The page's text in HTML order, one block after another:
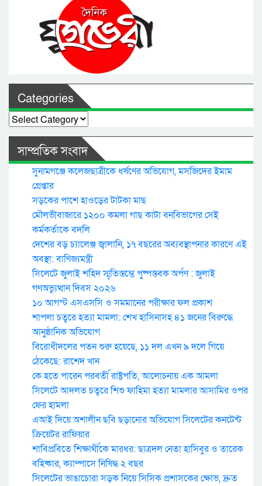
Categories
Categories
সাম্প্রতিক সংবাদ
সুনামগঞ্জে কলেজছাত্রীকে ধর্ষণের অভিযোগ, মসজিদের ইমাম
গ্রেপ্তার
সড়কের পাশে হাওড়ের টাটকা মাছ
মৌলভীবাজারে ১২০০ কমলা গাছ কাটা বনবিভাগের সেই
কর্মকর্তাকে বদলি
দেশের বড় চ্যালেঞ্জ জ্বালানি, ১৭ বছরের অব্যবস্থাপনার কারণে এই
অবস্থা: বাণিজ্যমন্ত্রী
সিলেটে জুলাই শহিদ স্মৃতিস্তম্ভে পুষ্পস্তবক অর্পণ : জুলাই
গণঅভ্যুত্থান দিবস ২০২৬
১০ আগস্ট এসএসসি ও সমমানের পরীক্ষার ফল প্রকাশ
শাপলা চত্বরে হত্যা মামলা: শেখ হাসিনাসহ ৪১ জনের বিরুদ্ধে
আনুষ্ঠানিক অভিযোগ
বিরোধীদলের পতন শুরু হয়েছে, ১১ দল এখন ৯ দলে গিয়ে
ঠেকেছে: রাশেদ খান
কে হতে পারেন পরবর্তী রাষ্ট্রপতি, আলোচনায় এক আমলা
সিলেটে আদলত চত্বরে শিশু ফাহিমা হত্যা মামলার আসামির ওপর
ফের হামলা
এআই দিয়ে অশালীন ছবি ছড়ানোর অভিযোগ সিলেটের কনটেন্ট
ক্রিয়েটর রাফিয়ার
শাবিপ্রবিতে শিক্ষার্থীকে মারধর: ছাত্রদল নেতা হাসিবুর ও তারেক
বহিষ্কার, ক্যাম্পাসে নিষিদ্ধ ২ বছর
সিলেটের ভাঙাচোরা সড়ক নিয়ে সিসিক প্রশাসকের ক্ষোভ, দ্রুত